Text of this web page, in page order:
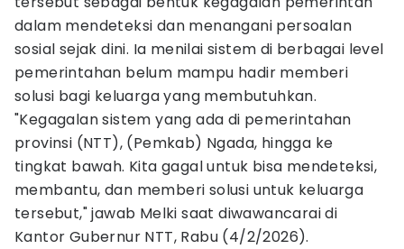
dalam mendeteksi dan menangani persoalan
sosial sejak dini. Ia menilai sistem di berbagai level
pemerintahan belum mampu hadir memberi
solusi bagi keluarga yang membutuhkan.
"Kegagalan sistem yang ada di pemerintahan
provinsi (NTT), (Pemkab) Ngada, hingga ke
tingkat bawah. Kita gagal untuk bisa mendeteksi,
membantu, dan memberi solusi untuk keluarga
tersebut," jawab Melki saat diwawancarai di
Kantor Gubernur NTT, Rabu (4/2/2026).